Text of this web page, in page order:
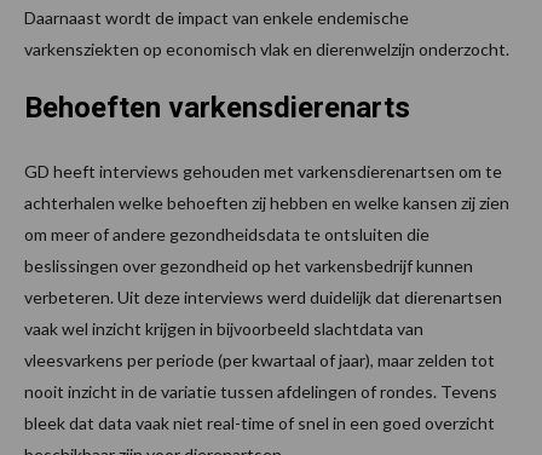
Daarnaast wordt de impact van enkele endemische
varkensziekten op economisch vlak en dierenwelzijn onderzocht.
Behoeften varkensdierenarts
GD heeft interviews gehouden met varkensdierenartsen om te
achterhalen welke behoeften zij hebben en welke kansen zij zien
om meer of andere gezondheidsdata te ontsluiten die
beslissingen over gezondheid op het varkensbedrijf kunnen
verbeteren. Uit deze interviews werd duidelijk dat dierenartsen
vaak wel inzicht krijgen in bijvoorbeeld slachtdata van
vleesvarkens per periode (per kwartaal of jaar), maar zelden tot
nooit inzicht in de variatie tussen afdelingen of rondes. Tevens
bleek dat data vaak niet real-time of snel in een goed overzicht